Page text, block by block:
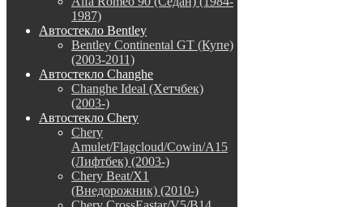
1987)
Автостекло Bentley
Bentley Continental GT (Купе)
(2003-2011)
Автостекло Changhe
Changhe Ideal (Хетчбек)
(2003-)
Автостекло Chery
Chery
Amulet/Flagcloud/Cowin/A15
(Лифтбек) (2003-)
Chery Beat/X1
(Внедорожник) (2010-)